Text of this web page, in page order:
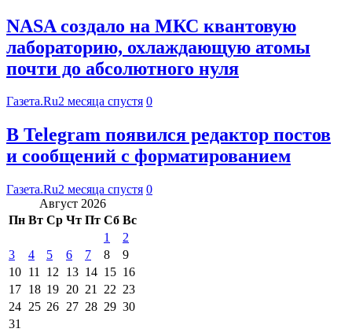
NASA создало на МКС квантовую
лабораторию, охлаждающую атомы
почти до абсолютного нуля
Газета.Ru2 месяца спустя 0
В Telegram появился редактор постов
и сообщений с форматированием
Газета.Ru2 месяца спустя 0
Август 2026
Пн Вт Ср Чт Пт Сб Вс
1
2
3
4 5 6 7 8
9
10 11 12 13 14 15 16
17 18 19 20 21 22 23
24 25 26 27 28 29 30
31